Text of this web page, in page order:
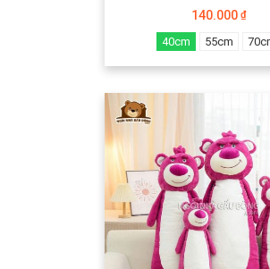
140.000 ₫
40cm 55cm